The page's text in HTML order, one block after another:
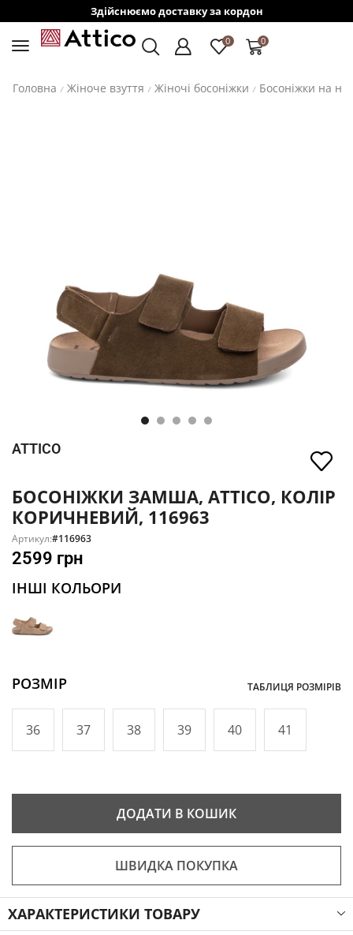
Здійснюємо доставку за кордон
0 0
Головна / Жіноче взуття / Жіночі босоніжки / Босоніжки на
ATTICO
БОСОНІЖКИ ЗАМША, ATTICO, КОЛІР
КОРИЧНЕВИЙ, 116963
Артикул:#116963
2599 грн
ІНШІ КОЛЬОРИ
РОЗМІР ТАБЛИЦЯ РОЗМІРІВ
36 37 38 39 40 41
ДОДАТИ В КОШИК
ШВИДКА ПОКУПКА
ХАРАКТЕРИСТИКИ ТОВАРУ